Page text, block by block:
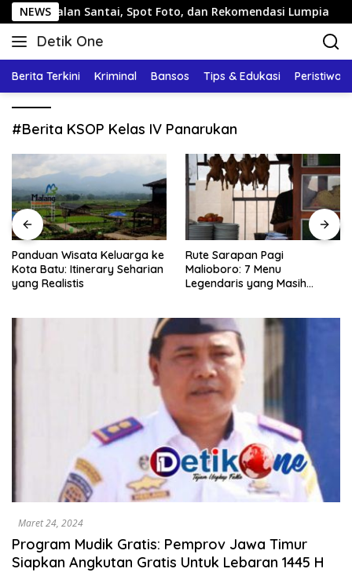
Langsung
ke
konten
NEWS
Jalan Santai, Spot Foto, dan Rekomendasi Lumpia
Detik One
Tajam
Fakta
Berita Terkini Kriminal Bansos Tips & Edukasi Peristiwa
#Berita KSOP Kelas IV Panarukan
Panduan Wisata Keluarga ke
Kota Batu: Itinerary Seharian
yang Realistis
Rute Sarapan Pagi
Malioboro: 7 Menu
Legendaris yang Masih
Maret 24, 2024
Program Mudik Gratis: Pemprov Jawa Timur
Siapkan Angkutan Gratis Untuk Lebaran 1445 H